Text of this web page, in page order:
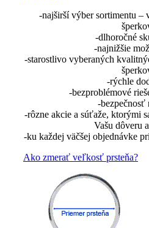
-najširší výber sortimentu –
-dlhoročné
-najnižšie
-starostlivo vyberaných
-rýchle
-bezproblémové
-bezpečnosť
-rôzne akcie a súťaže, ktorými
Vašu dôveru
-ku každej väčšej objednávke
Ako zmerať veľkosť prsteňa?